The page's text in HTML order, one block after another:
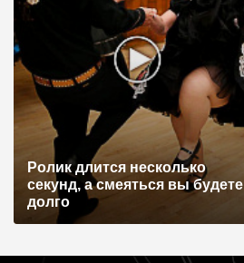
Ролик длится несколько
секунд, а смеяться вы будете
долго